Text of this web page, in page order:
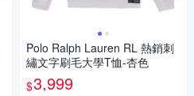
Polo Ralph Lauren RL 熱銷刺
繡文字刷毛大學T恤-杏色
$3,999